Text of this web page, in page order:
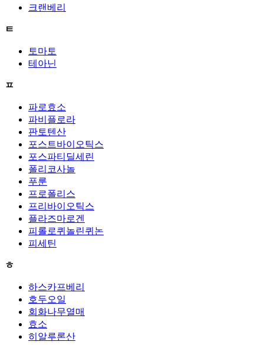
크랜베리
ㅌ
토마토
테아닌
ㅍ
파로효소
파비플로라
판토텐산
포스트바이오틱스
포스파티딜세린
폴리코사놀
푸룬
프로폴리스
프리바이오틱스
플라즈마로겐
피롤로퀴놀린퀴논
피세틴
ㅎ
하스카프베리
호두오일
회화나무열매
효소
히알루론산